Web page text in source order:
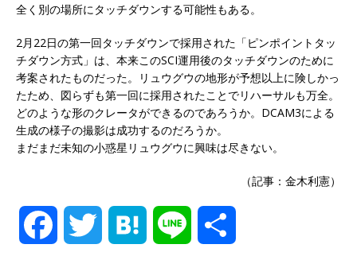
全く別の場所にタッチダウンする可能性もある。
2月22日の第一回タッチダウンで採用された「ピンポイントタッ
チダウン方式」は、本来このSCI運用後のタッチダウンのために
考案されたものだった。リュウグウの地形が予想以上に険しかっ
たため、図らずも第一回に採用されたことでリハーサルも万全。
どのような形のクレータができるのであろうか。DCAM3による
生成の様子の撮影は成功するのだろうか。
まだまだ未知の小惑星リュウグウに興味は尽きない。
（記事：金木利憲）